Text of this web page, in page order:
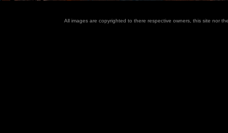
All images are copyrighted to there respective owners, this site nor